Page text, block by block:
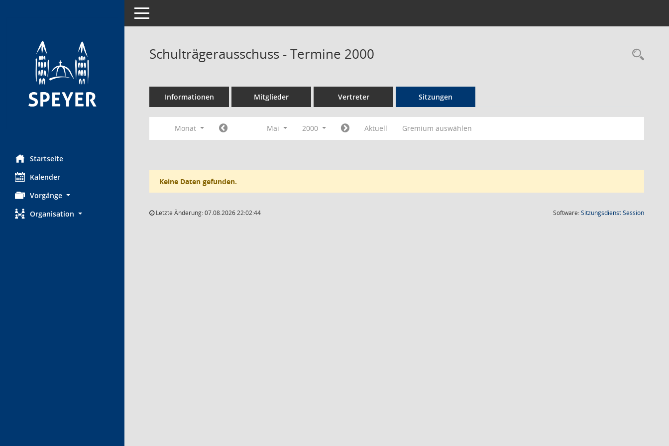
Startseite
Kalender
Vorgänge
Organisation
Toggle navigation
Schulträgerausschuss - Termine 2000
Informationen Mitglieder Vertreter Sitzungen
Monat Mai 2000 Aktuell Gremium auswählen
Keine Daten gefunden.
Letzte Änderung: 07.08.2026 22:02:44 Software:SitzungsdienstSession(Wird in